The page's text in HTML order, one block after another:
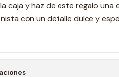
caja y haz de este regalo una
con un detalle dulce y